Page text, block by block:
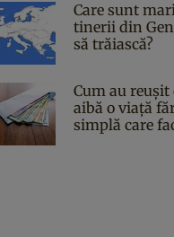
Care sunt
tinerii din
să trăiască?
Cum au
aibă o viață
simplă care